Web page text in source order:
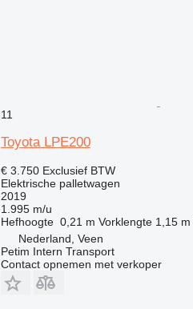
11
Toyota LPE200
€ 3.750 Exclusief BTW
Elektrische palletwagen
2019
1.995 m/u
Hefhoogte 0,21 m Vorklengte 1,15 m
Nederland, Veen
Petim Intern Transport
Contact opnemen met verkoper